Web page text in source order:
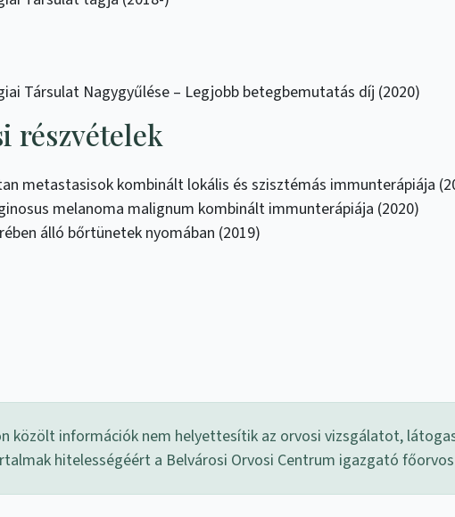
Társulat Nagygyűlése – Legjobb betegbemutatás díj (2020)
részvételek
metastasisok kombinált lokális és szisztémás immunterápiája
melanoma malignum kombinált immunterápiája (2020)
álló bőrtünetek nyomában (2019)
közölt információk nem helyettesítik az orvosi vizsgálatot,
hitelességéért a Belvárosi Orvosi Centrum igazgató